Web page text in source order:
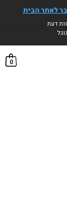
0
לאתר הבית
דעת